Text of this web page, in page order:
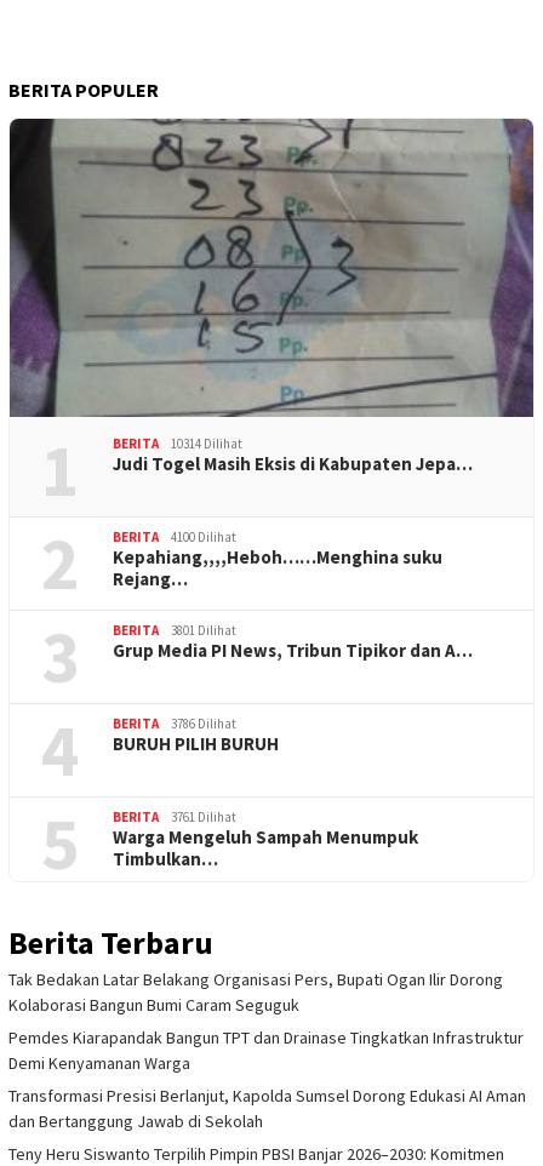
BERITA POPULER
1 BERITA 10314 Dilihat
Judi Togel Masih Eksis di Kabupaten Jepa…
2 BERITA 4100 Dilihat
Kepahiang,,,,Heboh……Menghina suku
Rejang…
3 BERITA 3801 Dilihat
Grup Media PI News, Tribun Tipikor dan A…
4 BERITA 3786 Dilihat
BURUH PILIH BURUH
5 BERITA 3761 Dilihat
Warga Mengeluh Sampah Menumpuk
Timbulkan…
Berita Terbaru
Tak Bedakan Latar Belakang Organisasi Pers, Bupati Ogan Ilir Dorong
Kolaborasi Bangun Bumi Caram Seguguk
Pemdes Kiarapandak Bangun TPT dan Drainase Tingkatkan Infrastruktur
Demi Kenyamanan Warga
Transformasi Presisi Berlanjut, Kapolda Sumsel Dorong Edukasi AI Aman
dan Bertanggung Jawab di Sekolah
Teny Heru Siswanto Terpilih Pimpin PBSI Banjar 2026–2030: Komitmen